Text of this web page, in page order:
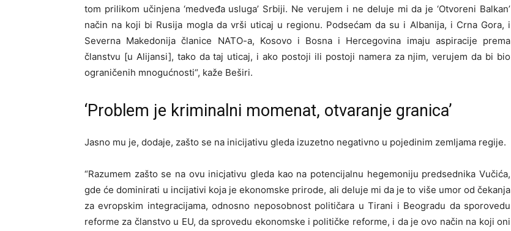
tom prilikom učinjena ‘medveđa usluga’ Srbiji. Ne verujem i ne deluje mi da je ‘Otvoreni Balkan’
način na koji bi Rusija mogla da vrši uticaj u regionu. Podsećam da su i Albanija, i Crna Gora, i
Severna Makedonija članice NATO-a, Kosovo i Bosna i Hercegovina imaju aspiracije prema
članstvu [u Alijansi], tako da taj uticaj, i ako postoji ili postoji namera za njim, verujem da bi bio
ograničenih mnogućnosti“, kaže Beširi.
‘Problem je kriminalni momenat, otvaranje granica’
Jasno mu je, dodaje, zašto se na inicijativu gleda izuzetno negativno u pojedinim zemljama regije.
“Razumem zašto se na ovu inicjativu gleda kao na potencijalnu hegemoniju predsednika Vučića,
gde će dominirati u incijativi koja je ekonomske prirode, ali deluje mi da je to više umor od čekanja
za evropskim integracijama, odnosno neposobnost političara u Tirani i Beogradu da sporovedu
reforme za članstvo u EU, da sprovedu ekonomske i političke reforme, i da je ovo način na koji oni